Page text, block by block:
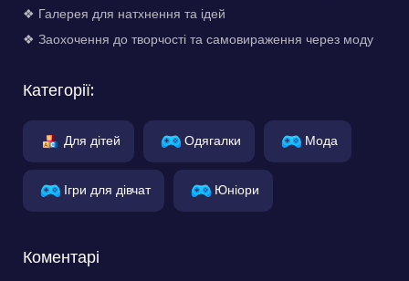
❖ Галерея для натхнення та ідей
❖ Заохочення до творчості та самовираження через моду
Категорії:
Для дітей Одягалки Мода
Ігри для дівчат Юніори
Коментарі